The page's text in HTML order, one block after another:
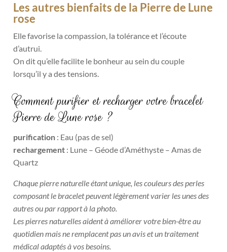
Les autres bienfaits de la Pierre de Lune
rose
Elle favorise la compassion, la tolérance et l’écoute
d’autrui.
On dit qu’elle facilite le bonheur au sein du couple
lorsqu’il y a des tensions.
Comment purifier et recharger votre bracelet
Pierre de Lune rose ?
purification : Eau (pas de sel)
rechargement : Lune – Géode d’Améthyste – Amas de
Quartz
Chaque pierre naturelle étant unique, les couleurs des perles
composant le bracelet peuvent légèrement varier les unes des
autres ou par rapport à la photo.
Les pierres naturelles aident à améliorer votre bien-être au
quotidien mais ne remplacent pas un avis et un traitement
médical adaptés à vos besoins.